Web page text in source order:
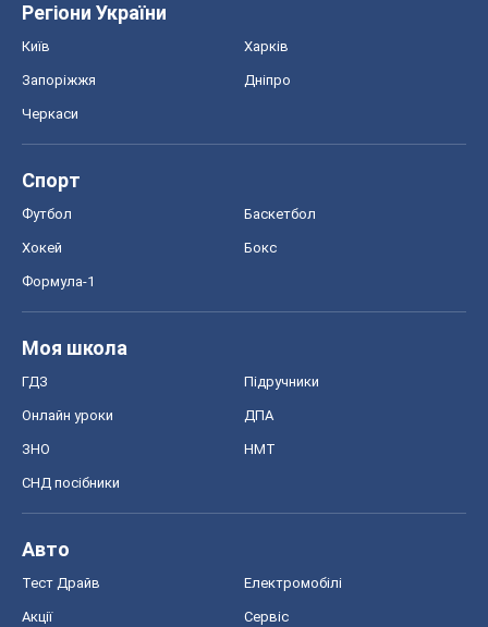
Регіони України
Київ Харків
Запоріжжя Дніпро
Черкаси
Спорт
Футбол Баскетбол
Хокей Бокс
Формула-1
Моя школа
ГДЗ Підручники
Онлайн уроки ДПА
ЗНО НМТ
СНД посібники
Авто
Тест Драйв Електромобілі
Акції Сервіс